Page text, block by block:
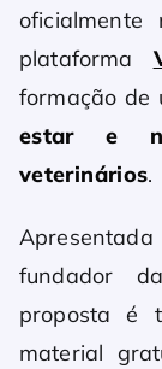
plataforma
formação de
estar e
veterinários.
fundador
proposta é
material